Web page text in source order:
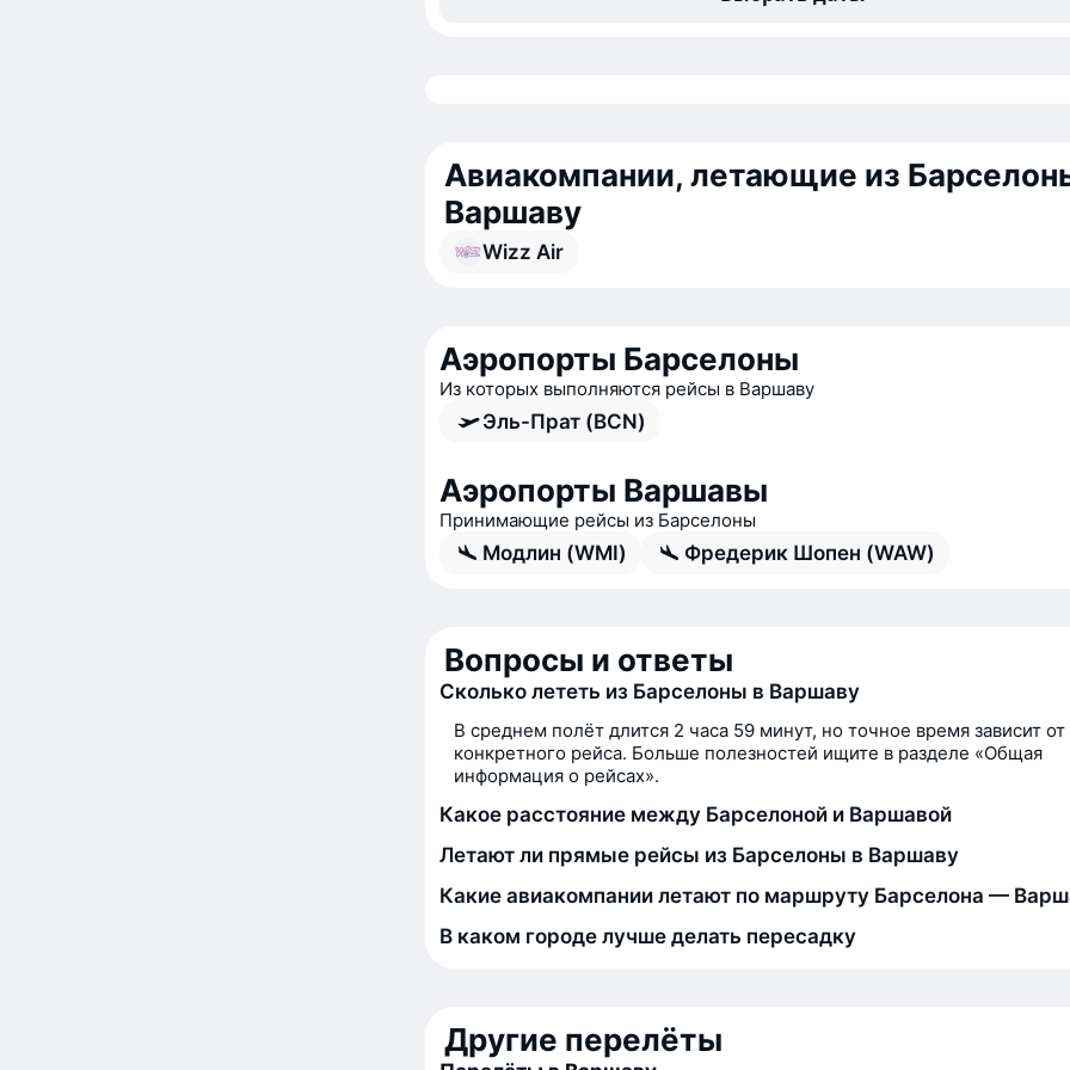
Авиакомпании, летающие из
Варшаву
Wizz Air
Аэропорты Барселоны
Из которых выполняются рейсы в Варшаву
Эль-Прат (BCN)
Аэропорты Варшавы
Принимающие рейсы из Барселоны
Модлин (WMI) Фредерик Шопен (WAW)
Вопросы и ответы
Сколько лететь из Барселоны в Варшаву
В среднем полёт длится 2 часа 59 минут, но точное время зависит от
конкретного рейса. Больше полезностей ищите в разделе «Общая
информация о рейсах».
Какое расстояние между Барселоной и Варшавой
Летают ли прямые рейсы из Барселоны в Варшаву
Какие авиакомпании летают по маршруту Барселона —
В каком городе лучше делать пересадку
Другие перелёты